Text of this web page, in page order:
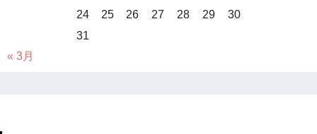
24
25 26 27 28 29
30
31
« 3月